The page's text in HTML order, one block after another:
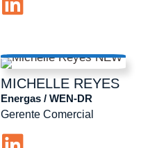
MICHELLE REYES
Gerente Comercial
Energas / WEN-DR